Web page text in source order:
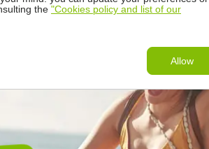
the "Cookies policy and list of our
Allow